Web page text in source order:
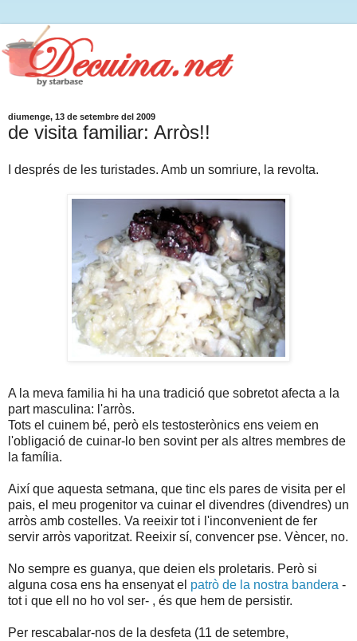
diumenge, 13 de setembre del 2009
de visita familiar: Arròs!!
I després de les turistades. Amb un somriure, la revolta.
A la meva familia hi ha una tradició que sobretot afecta a la
part masculina: l'arròs.
Tots el cuinem bé, però els testosterònics ens veiem en
l'obligació de cuinar-lo ben sovint per als altres membres de
la família.
Així que aquesta setmana, que tinc els pares de visita per el
pais, el meu progenitor va cuinar el divendres (divendres) un
arròs amb costelles. Va reeixir tot i l'inconvenient de fer
servir arròs vaporitzat. Reeixir sí, convencer pse. Vèncer, no.
No sempre es guanya, que deien els proletaris. Però si
alguna cosa ens ha ensenyat el patrò de la nostra bandera -
tot i que ell no ho vol ser- , és que hem de persistir.
Per rescabalar-nos de la desfeta (11 de setembre,